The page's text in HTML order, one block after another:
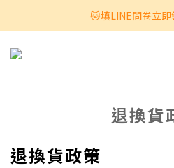
🐱填LINE問卷立即
退換貨
退換貨政策